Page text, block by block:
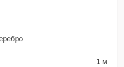
1 м